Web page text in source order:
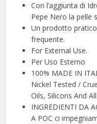
Con l’aggiunta di
Pepe Nero la pelle
Un prodotto
frequente.
For External Use.
Per Uso Esterno
100% MADE IN
Nickel Tested /
Oils, Silicons And
INGREDIENTI DA
A POC ci